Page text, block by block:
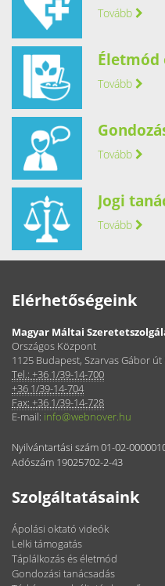
Tovább
Életmód
Tovább
Tovább
Jogi
Tovább
Elérhetőségeink
Magyar Máltai
Országos Központ
1125 Budapest, Szarvas Gábor út
Tel.: +36 1/39-14-700
+36 1/39-14-704
Fax: +36 1/39-14-728
E-mail: info@webnover.hu
Nyilvántartási szám 01-02-
Adószám 19025702-2-43
Szolgáltatásaink
Ápolási oktató videók
Lelki támogatás
Táplálkozás és életmód
Gondozási tanácsadás